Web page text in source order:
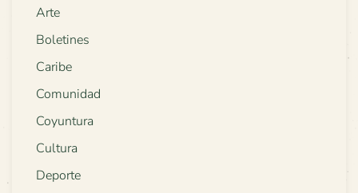
Arte
Boletines
Caribe
Comunidad
Coyuntura
Cultura
Deporte